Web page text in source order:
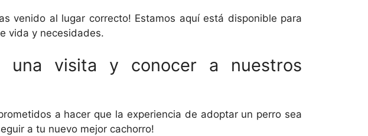
venido al lugar correcto! Estamos aquí está disponible para
vida y necesidades.
una visita y conocer a nuestros
a hacer que la experiencia de adoptar un perro sea
a tu nuevo mejor cachorro!